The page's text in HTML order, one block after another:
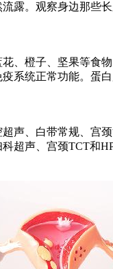
露。观察身边那些
、橙子、坚果等食
系统正常功能。蛋
声、白带常规、宫
超声、宫颈TCT和